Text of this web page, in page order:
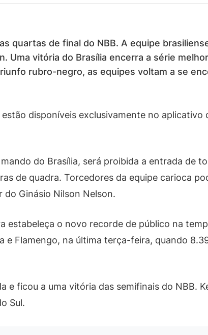
quartas de final do NBB. A equipe
Uma vitória do Brasília encerra a série
rubro-negro, as equipes voltam a se
disponíveis exclusivamente no aplicativo
do Brasília, será proibida a entrada de
de quadra. Torcedores da equipe carioca
do Ginásio Nilson Nelson.
o novo recorde de público na
e Flamengo, na última terça-feira, quando
e ficou a uma vitória das semifinais do NBB.
Sul.